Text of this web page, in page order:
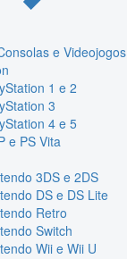
e Videojogos
1 e 2
3
4 e 5
e PS Vita
3DS e 2DS
DS e DS Lite
Retro
Switch
Wii e Wii U